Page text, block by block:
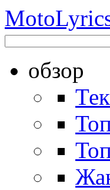
Moto
обзор